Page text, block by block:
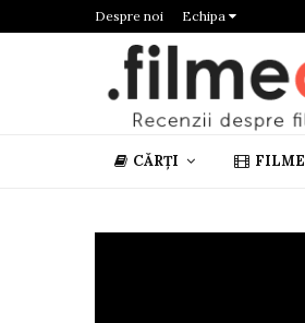
Despre noi Echipa
CĂRȚI FILME